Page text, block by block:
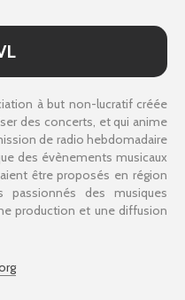
à but non-lucratif créée
des concerts, et qui anime
de radio hebdomadaire
des évènements musicaux
être proposés en région
passionnés des musiques
production et une diffusion